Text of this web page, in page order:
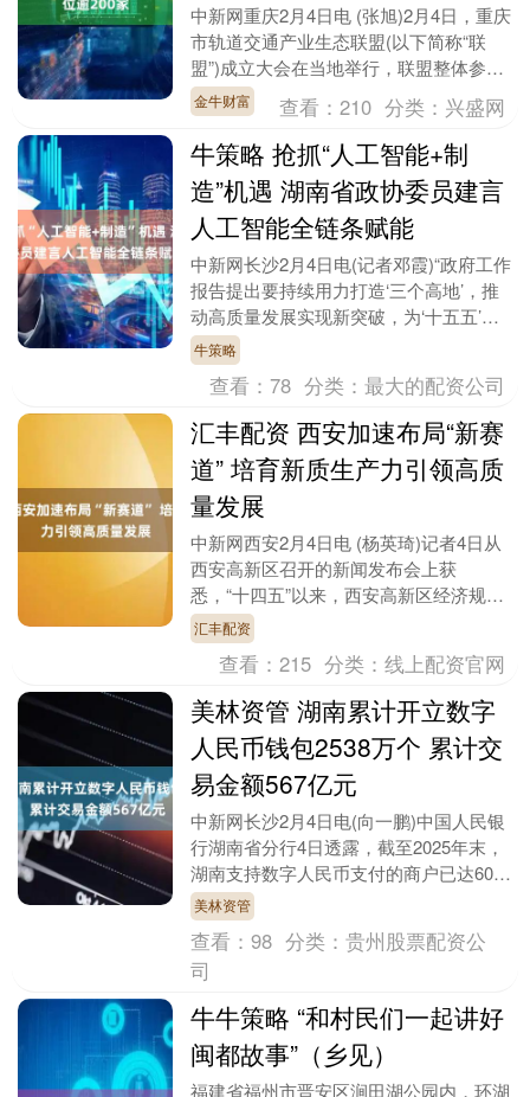
中新网重庆2月4日电 (张旭)2月4日，重庆
市轨道交通产业生态联盟(以下简称“联
盟”)成立大会在当地举行，联盟整体参与
单位已达218家。 据悉，联盟是在政府引
导....
金牛财富 查看：210 分类： 兴盛网
牛策略 抢抓“人工智能+制
造”机遇 湖南省政协委员建言
人工智能全链条赋能
中新网长沙2月4日电(记者邓霞)“政府工作
报告提出要持续用力打造‘三个高地’，推
动高质量发展实现新突破，为‘十五五’时
期湖南装备制造行业指明了前进方
向。”正在召....
牛策略
查看：78 分类：最大的配资公司
汇丰配资 西安加速布局“新赛
道” 培育新质生产力引领高质
量发展
中新网西安2月4日电 (杨英琦)记者4日从
西安高新区召开的新闻发布会上获
悉，“十四五”以来，西安高新区经济规模
实现稳步跃升。规上工业总产值从2035
亿元增至42....
汇丰配资
查看：215 分类：线上配资官网
美林资管 湖南累计开立数字
人民币钱包2538万个 累计交
易金额567亿元
中新网长沙2月4日电(向一鹏)中国人民银
行湖南省分行4日透露，截至2025年末，
湖南支持数字人民币支付的商户已达60.7
万户，累计开立钱包2538万个，累计交
易....
美林资管
查看：98 分类：贵州股票配资公
司
牛牛策略 “和村民们一起讲好
闽都故事”（乡见）
福建省福州市晋安区涧田湖公园内，环湖